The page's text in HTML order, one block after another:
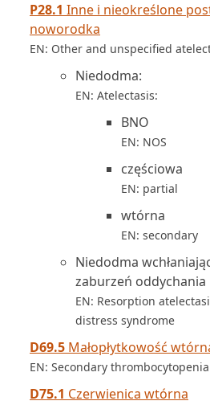
P28.1 Inne i nieokreślone
noworodka
EN: Other and unspecified
Niedodma:
EN: Atelectasis:
BNO
EN: NOS
częściowa
EN: partial
wtórna
EN: secondary
Niedodma
zaburzeń oddychania
EN: Resorption
distress syndrome
D69.5 Małopłytkowość
EN: Secondary thrombocytopenia
D75.1 Czerwienica wtórna